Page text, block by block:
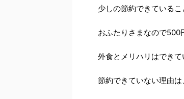
少しの節約できている
おふたりさまなので500
外食とメリハリはできて
節約できていない理由は